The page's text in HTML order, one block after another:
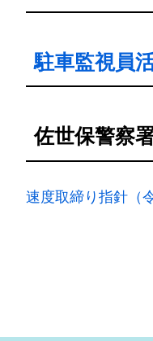
駐車監視員
佐世保警察
速度取締り指針（